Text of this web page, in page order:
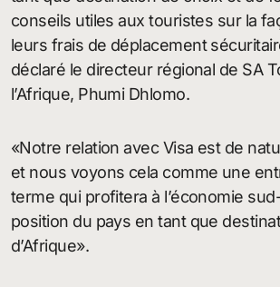
conseils utiles aux touristes sur la
leurs frais de déplacement
déclaré le directeur régional de SA
l’Afrique, Phumi Dhlomo.
«Notre relation avec Visa est de
et nous voyons cela comme une
terme qui profitera à l’économie
position du pays en tant que
d’Afrique».